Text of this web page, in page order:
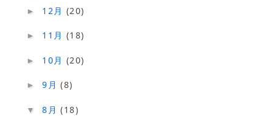
► 12月 (20)
► 11月 (18)
► 10月 (20)
►9月(8)
▼8月(18)